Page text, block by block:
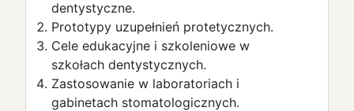
dentystyczne.
Prototypy uzupełnień protetycznych.
Cele edukacyjne i szkoleniowe w
szkołach dentystycznych.
Zastosowanie w laboratoriach i
gabinetach stomatologicznych.